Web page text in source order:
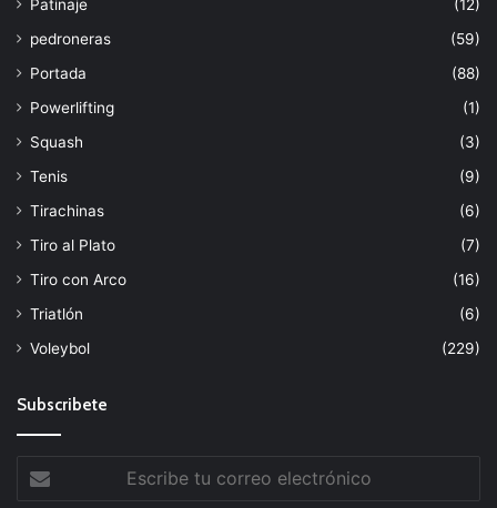
Patinaje
(12)
pedroneras
(59)
Portada
(88)
Powerlifting
(1)
Squash
(3)
Tenis
(9)
Tirachinas
(6)
Tiro al Plato
(7)
Tiro con Arco
(16)
Triatlón
(6)
Voleybol
(229)
Subscribete
tu